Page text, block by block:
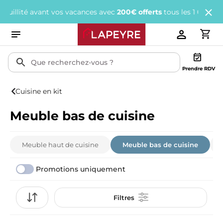
vos vacances avec200€ offerts tous les 1 000€ d'achats.
Prendre RDV
Cuisine en kit
Meuble bas de cuisine
Meuble haut de cuisine Meuble bas de cuisine
Promotions uniquement
Filtres